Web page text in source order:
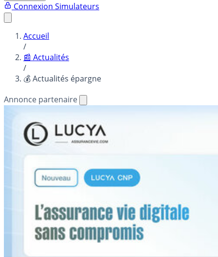
Connexion Simulateurs
Accueil
/
📰 Actualités
/
💰 Actualités épargne
Annonce partenaire